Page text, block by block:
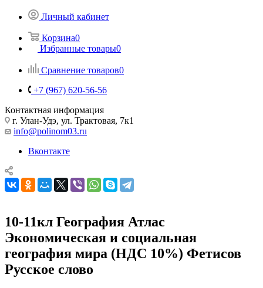
Личный кабинет
Корзина0
Избранные товары0
Сравнение товаров0
+7 (967) 620-56-56
Контактная информация
г. Улан-Удэ, ул. Трактовая, 7к1
info@polinom03.ru
Вконтакте
10-11кл География Атлас
Экономическая и социальная
география мира (НДС 10%) Фетисов
Русское слово